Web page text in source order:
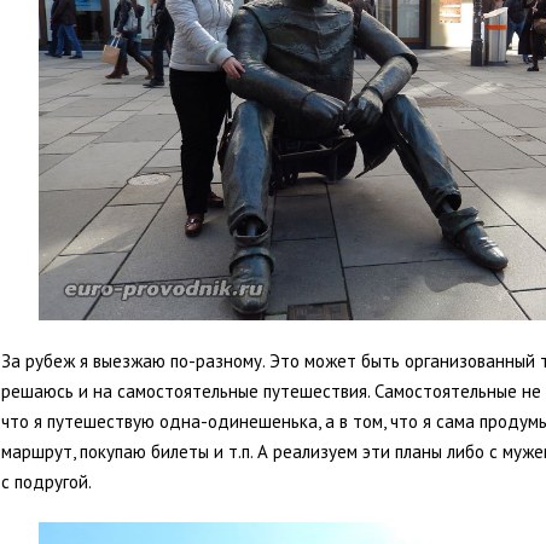
За рубеж я выезжаю по-разному. Это может быть организованный
решаюсь и на самостоятельные путешествия. Самостоятельные не
что я путешествую одна-одинешенька, а в том, что я сама
маршрут, покупаю билеты и т.п. А реализуем эти планы либо с
с подругой.